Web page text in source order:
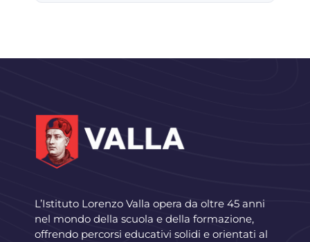
L’Istituto Lorenzo Valla opera da oltre 45 anni
nel mondo della scuola e della formazione,
offrendo percorsi educativi solidi e orientati al